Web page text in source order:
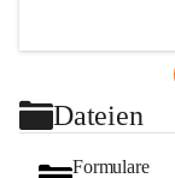
Dateien
Formulare